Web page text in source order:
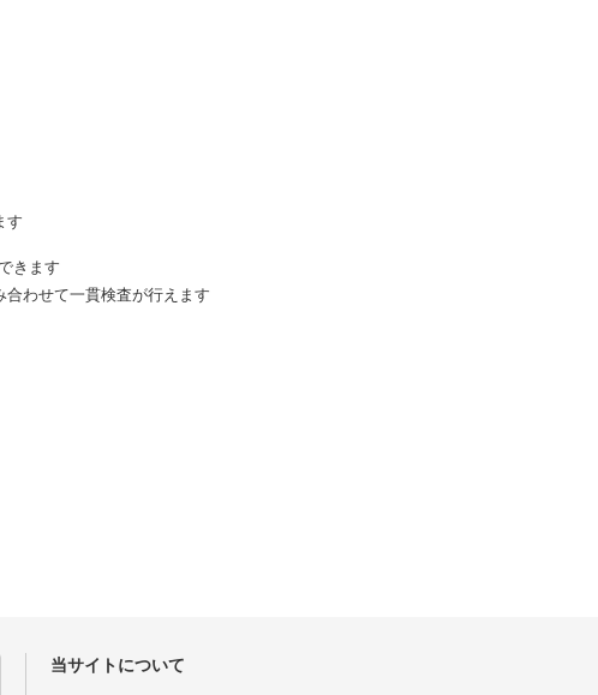
す
きます
わせて一貫検査が行えます
当サイトについて